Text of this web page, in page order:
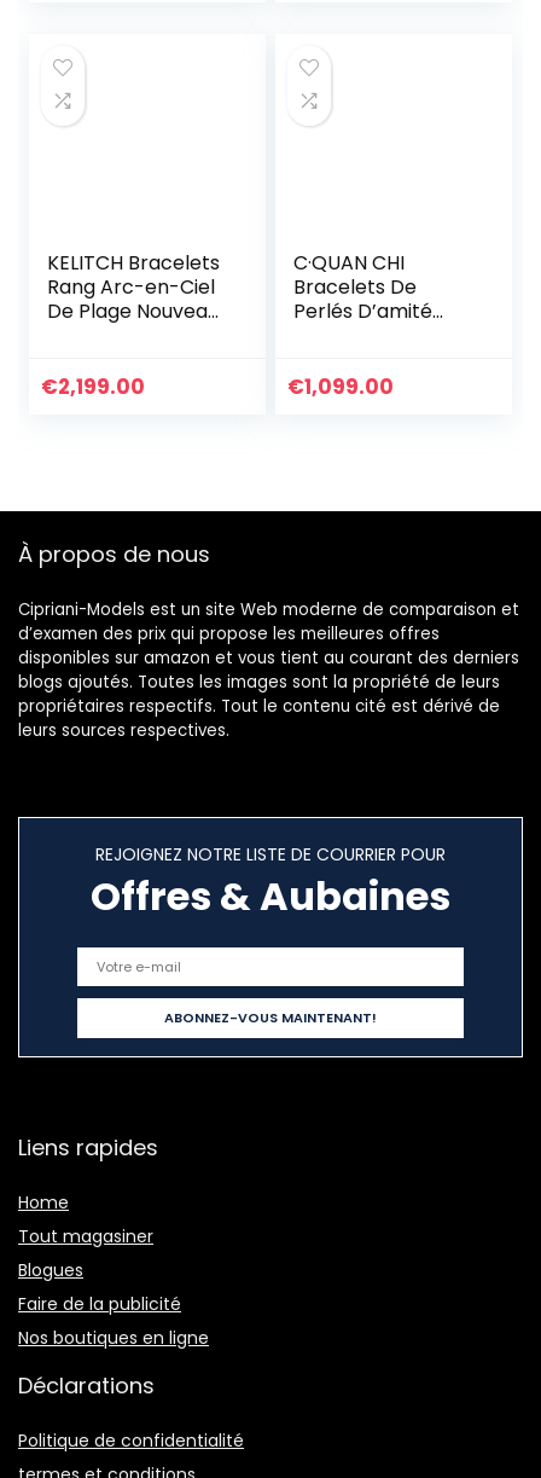
KELITCH Bracelets
Rang Arc-en-Ciel
De Plage Nouveau
Cadeau D’été
€2,199.00
C·QUAN CHI
Bracelets De
Perlés D’amité
Lettre Bracelets
Pour Les Filles
€1,099.00
À propos de nous
Cipriani-Models est un site Web moderne de comparaison et
d’examen des prix qui propose les meilleures offres
disponibles sur amazon et vous tient au courant des derniers
blogs ajoutés. Toutes les images sont la propriété de leurs
propriétaires respectifs. Tout le contenu cité est dérivé de
leurs sources respectives.
REJOIGNEZ NOTRE LISTE DE COURRIER POUR
Offres & Aubaines
Liens rapides
Home
Tout magasiner
Blogues
Faire de la publicité
Nos boutiques en ligne
Déclarations
Politique de confidentialité